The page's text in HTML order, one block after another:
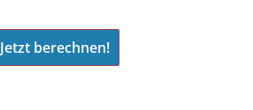
Jetzt berechnen!